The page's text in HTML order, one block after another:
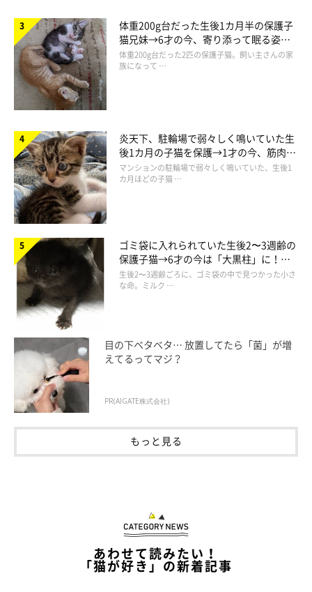
体重200g台だった生後1カ月半の保護子
猫兄妹→6才の今、寄り添って眠る姿に
ほっこり！
体重200g台だった2匹の保護子猫。飼い主さんの家
族になって …
炎天下、駐輪場で弱々しく鳴いていた生
後1カ月の子猫を保護→1才の今、筋肉質
でツンデレなコに成長
マンションの駐輪場で弱々しく鳴いていた、生後1
カ月ほどの子猫 …
ゴミ袋に入れられていた生後2〜3週齢の
保護子猫→6才の今は「大黒柱」に！
美しい黒猫に成長した姿にグッとくる
生後2〜3週齢ごろに、ゴミ袋の中で見つかった小さ
な命。ミルク …
目の下ベタベタ… 放置してたら「菌」が増
えてるってマジ？
PR(AIGATE株式会社)
もっと見る
あわせて読みたい！
「猫が好き」の新着記事